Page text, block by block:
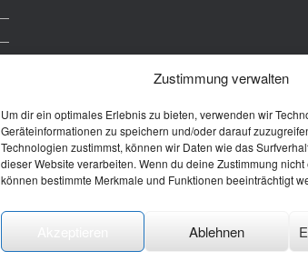
Zustimmung verwalten
Um dir ein optimales Erlebnis zu bieten, verwenden wir
Geräteinformationen zu speichern und/oder darauf
Technologien zustimmst, können wir Daten wie das
dieser Website verarbeiten. Wenn du deine Zustimmung
können bestimmte Merkmale und Funktionen beeinträchtigt
Ablehnen